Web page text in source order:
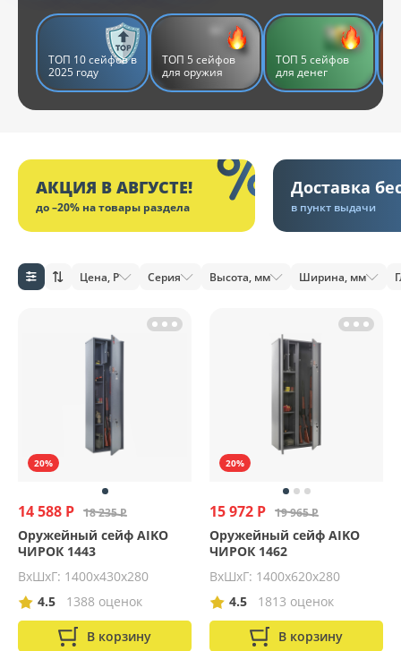
ТОП 10 сейфов в
2025 году
ТОП 5 сейфов
для оружия
ТОП 5 сейфов
для денег
АКЦИЯ В АВГУСТЕ!
до –20% на товары раздела
Доставка
в пункт выдачи
Цена, Р Серия Высота, мм Ширина, мм
20%
14 588 Р 18 235 Р
Оружейный сейф AIKO
ЧИРОК 1443
ВхШхГ: 1400х430х280
4.5
1388 оценок
В корзину
20%
15 972 Р 19 965 Р
Оружейный сейф AIKO
ЧИРОК 1462
ВхШхГ: 1400х620х280
4.5
1813 оценок
В корзину